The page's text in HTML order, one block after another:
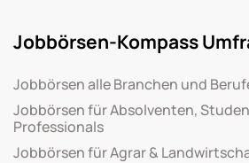
Jobbörsen-Kompass
Jobbörsen alle Branchen und
Jobbörsen für Absolventen,
Professionals
Jobbörsen für Agrar &